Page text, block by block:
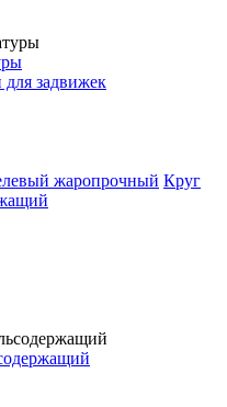
задвижек
жаропрочный Круг